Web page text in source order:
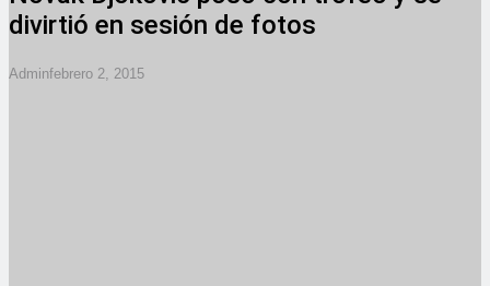
divirtió en sesión de fotos
AdminFebrero 2, 2015